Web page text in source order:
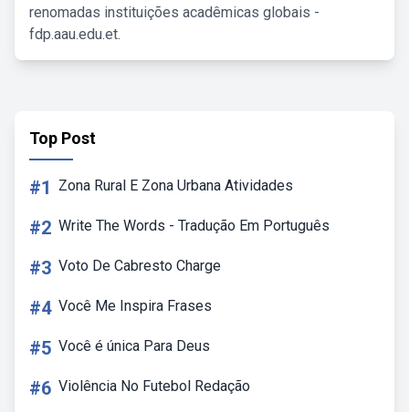
renomadas instituições acadêmicas globais -
fdp.aau.edu.et.
Top Post
#1 Zona Rural E Zona Urbana Atividades
#2 Write The Words - Tradução Em Português
#3 Voto De Cabresto Charge
#4 Você Me Inspira Frases
#5 Você é única Para Deus
#6 Violência No Futebol Redação